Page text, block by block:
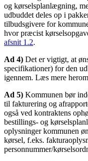
og kørselsplanlægning,
udbuddet deles op i
tilbudsgivere for
hvor præcist
afsnit 1.2.
Ad 4) Det er vigtigt, at
specifikationer) for den
igennem. Læs mere
Ad 5) Kommunen bør
til fakturering og
også ved kontraktens
bestillings- og
oplysninger kommunen
kørsel, f.eks.
personnummer/